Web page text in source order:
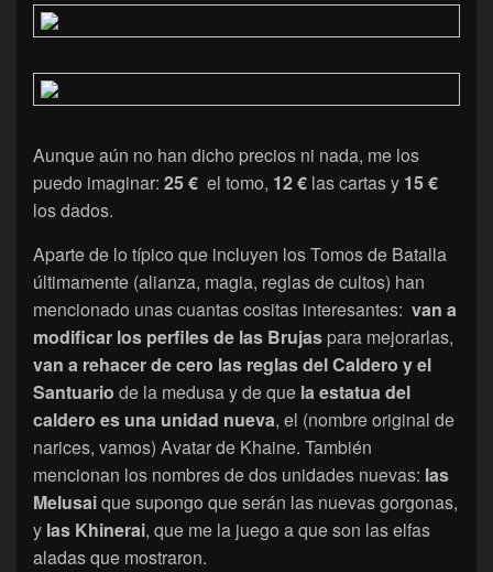
Aunque aún no han dicho precios ni nada, me los
puedo imaginar: 25 € el tomo, 12 € las cartas y 15 €
los dados.
Aparte de lo típico que incluyen los Tomos de Batalla
últimamente (alianza, magia, reglas de cultos) han
mencionado unas cuantas cositas interesantes: van a
modificar los perfiles de las Brujas para mejorarlas,
van a rehacer de cero las reglas del Caldero y el
Santuario de la medusa y de que la estatua del
caldero es una unidad nueva, el (nombre original de
narices, vamos) Avatar de Khaine. También
mencionan los nombres de dos unidades nuevas: las
Melusaique supongo que serán las nuevas gorgonas,
y las Khinerai, que me la juego a que son las elfas
aladas que mostraron.